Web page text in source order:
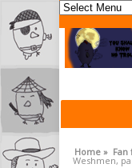
Home » Fan
Weshmen,